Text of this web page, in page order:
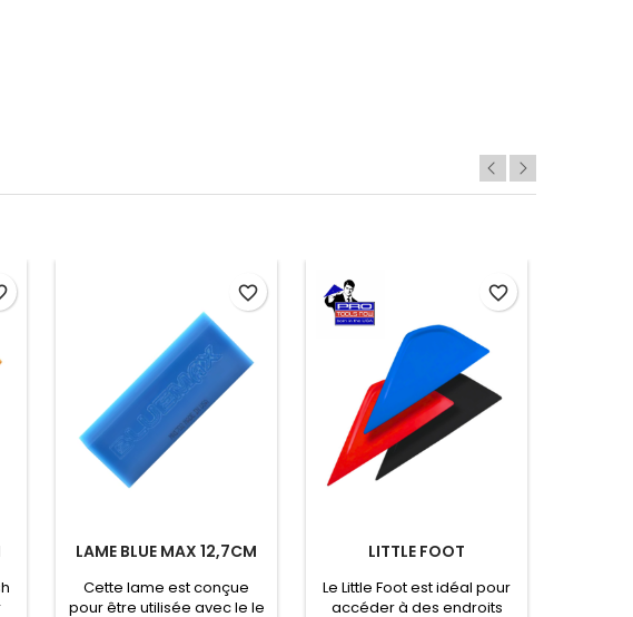
LAME BLUE MAX 12,7CM
Cette lame est conçue
pour être utilisée avec le le
favorite_border
LITTLE FOOT
Le Little Foot est idéal pour
accéder à des endroits
favorite_border